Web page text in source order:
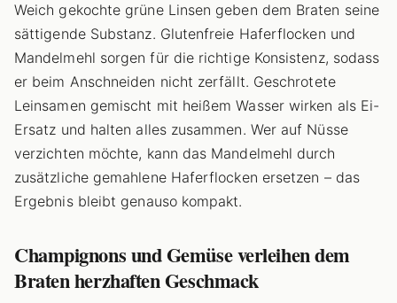
Weich gekochte grüne Linsen geben dem Braten seine
sättigende Substanz. Glutenfreie Haferflocken und
Mandelmehl sorgen für die richtige Konsistenz, sodass
er beim Anschneiden nicht zerfällt. Geschrotete
Leinsamen gemischt mit heißem Wasser wirken als Ei-
Ersatz und halten alles zusammen. Wer auf Nüsse
verzichten möchte, kann das Mandelmehl durch
zusätzliche gemahlene Haferflocken ersetzen – das
Ergebnis bleibt genauso kompakt.
Champignons und Gemüse verleihen dem
Braten herzhaften Geschmack